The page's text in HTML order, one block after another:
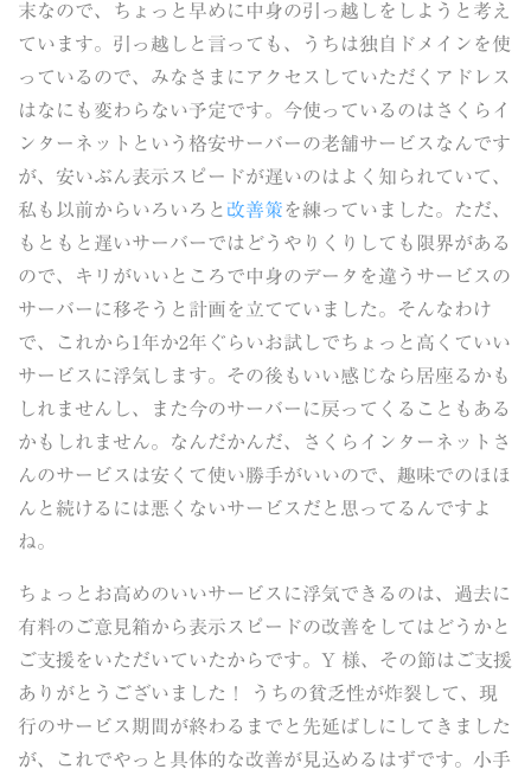
末なので、ちょっと早めに中身の引っ越しをしようと考え
ています。引っ越しと言っても、うちは独自ドメインを使
っているので、みなさまにアクセスしていただくアドレス
はなにも変わらない予定です。今使っているのはさくらイ
ンターネットという格安サーバーの老舗サービスなんです
が、安いぶん表示スピードが遅いのはよく知られていて、
私も以前からいろいろと 改善策を練っていました。ただ、
もともと遅いサーバーではどうやりくりしても限界がある
ので、キリがいいところで中身のデータを違うサービスの
サーバーに移そうと計画を立てていました。そんなわけ
で、これから1年か2年ぐらいお試しでちょっと高くていい
サービスに浮気します。その後もいい感じなら居座るかも
しれませんし、また今のサーバーに戻ってくることもある
かもしれません。なんだかんだ、さくらインターネットさ
んのサービスは安くて使い勝手がいいので、趣味でのほほ
んと続けるには悪くないサービスだと思ってるんですよ
ね。
ちょっとお高めのいいサービスに浮気できるのは、過去に
有料のご意見箱から表示スピードの改善をしてはどうかと
ご支援をいただいていたからです。Y 様、その節はご支援
ありがとうございました！ うちの貧乏性が炸裂して、現
行のサービス期間が終わるまでと先延ばしにしてきました
が、これでやっと具体的な改善が見込めるはずです。小手